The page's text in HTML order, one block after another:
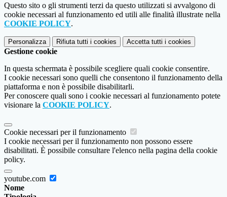
Questo sito o gli strumenti terzi da questo utilizzati si avvalgono di
cookie necessari al funzionamento ed utili alle finalità illustrate nella
COOKIE POLICY.
Personalizza Rifiuta tutti i cookies Accetta tutti i cookies
Gestione cookie
In questa schermata è possibile scegliere quali cookie consentire.
I cookie necessari sono quelli che consentono il funzionamento della
piattaforma e non è possibile disabilitarli.
Per conoscere quali sono i cookie necessari al funzionamento potete
visionare la COOKIE POLICY.
Cookie necessari per il funzionamento
I cookie necessari per il funzionamento non possono essere
disabilitati. È possibile consultare l'elenco nella pagina della cookie
policy.
youtube.com
Nome